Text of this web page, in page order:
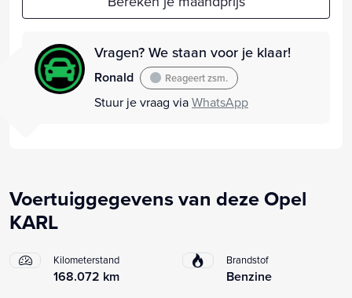
Vragen? We staan voor je klaar!
Ronald Reageert zsm.
Stuur je vraag viaWhatsApp
Voertuiggegevens van deze Opel
KARL
Kilometerstand
168.072 km
Brandstof
Benzine